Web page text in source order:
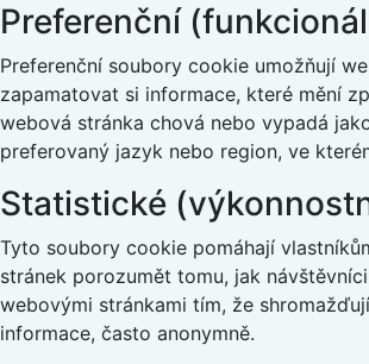
Preferenční
Preferenční soubory cookie umožňují
zapamatovat si informace, které mění
webová stránka chová nebo vypadá
preferovaný jazyk nebo region, ve
Statistické
Tyto soubory cookie pomáhají
stránek porozumět tomu, jak
webovými stránkami tím, že
informace, často anonymně.